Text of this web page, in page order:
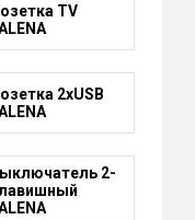
TV
2xUSB
2-